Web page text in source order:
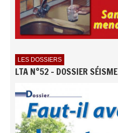
LES DOSSIERS
LTA N°52 - DOSSIER SÉISME